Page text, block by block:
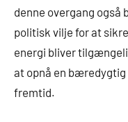
denne overgang også
politisk vilje for at
energi bliver
at opnå en
fremtid.